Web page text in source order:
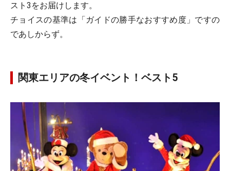
スト3をお届けします。
チョイスの基準は「ガイドの勝手なおすすめ度」ですの
であしからず。
関東エリアの冬イベント！ベスト5